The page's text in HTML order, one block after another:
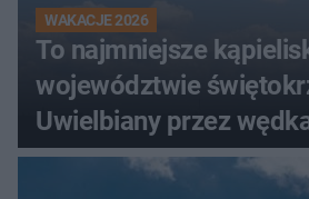
WAKACJE 2026
To najmniejsze
województwie
Uwielbiany przez
turystów